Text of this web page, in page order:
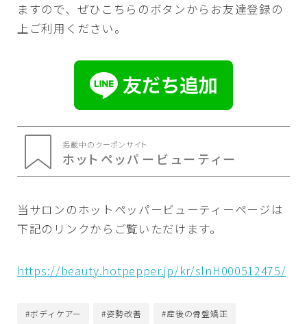
ますので、ぜひこちらのボタンからお友達登録の
上ご利用ください。
掲載中のクーポンサイト
ホットペッパービューティー
当サロンのホットペッパービューティーページは
下記のリンクからご覧いただけます。
https://beauty.hotpepper.jp/kr/slnH000512475/
#ボディケアー #姿勢改善 #産後の骨盤矯正